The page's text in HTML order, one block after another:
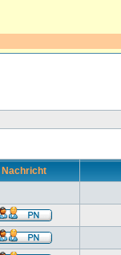
Nachricht